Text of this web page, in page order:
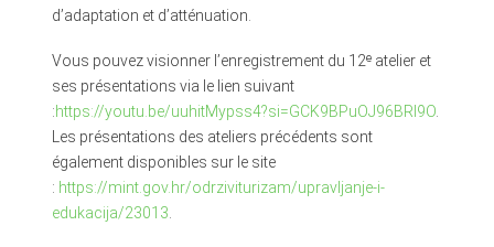
d’adaptation et d’atténuation.
Vous pouvez visionner l’enregistrement du 12ᵉ atelier et
ses présentations via le lien suivant
:https://youtu.be/uuhitMypss4?si=GCK9BPuOJ96BRl9O.
Les présentations des ateliers précédents sont
également disponibles sur le site
: https://mint.gov.hr/odrziviturizam/upravljanje-i-
edukacija/23013